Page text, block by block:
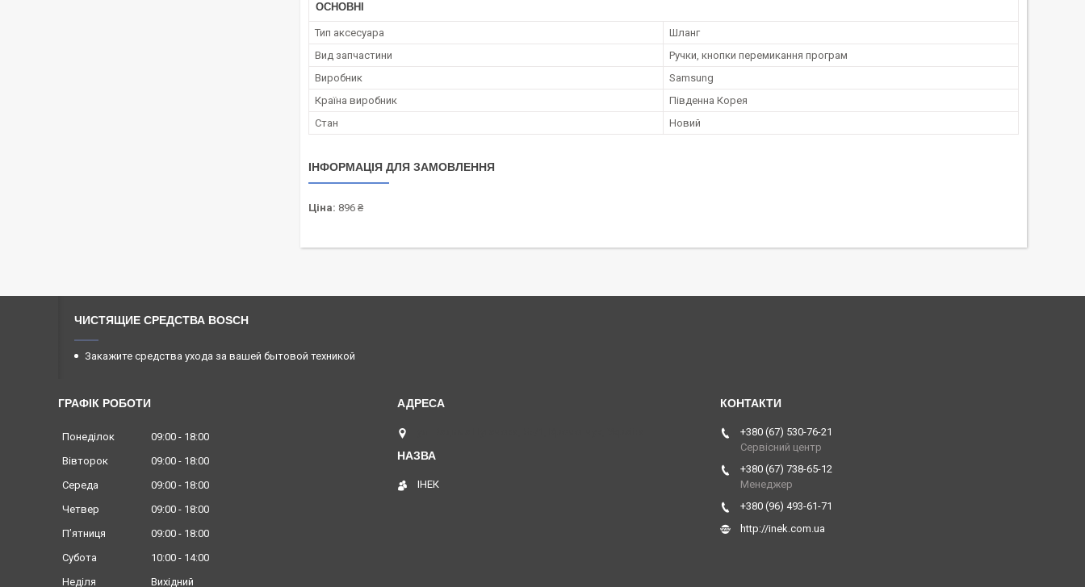
ОСНОВНІ
Тип аксесуара
Шланг
Вид запчастини
Ручки, кнопки перемикання програм
Виробник
Samsung
Країна виробник
Південна Корея
Стан
Новий
ІНФОРМАЦІЯ ДЛЯ ЗАМОВЛЕННЯ
Ціна: 896 ₴
ЧИСТЯЩИЕ СРЕДСТВА BOSCH
Закажите средства ухода за вашей бытовой техникой
ГРАФІК РОБОТИ
Понеділок 09:00
18:00
Вівторок
09:00
18:00
Середа
09:00
18:00
Четвер
09:00
18:00
Пʼятниця
09:00
18:00
Субота
10:00
14:00
Неділя
Вихідний
ІНЕК
+380 (67) 530-76-21
Сервісний центр
+380 (67) 738-65-12
Менеджер
+380 (96) 493-61-71
http://inek.com.ua